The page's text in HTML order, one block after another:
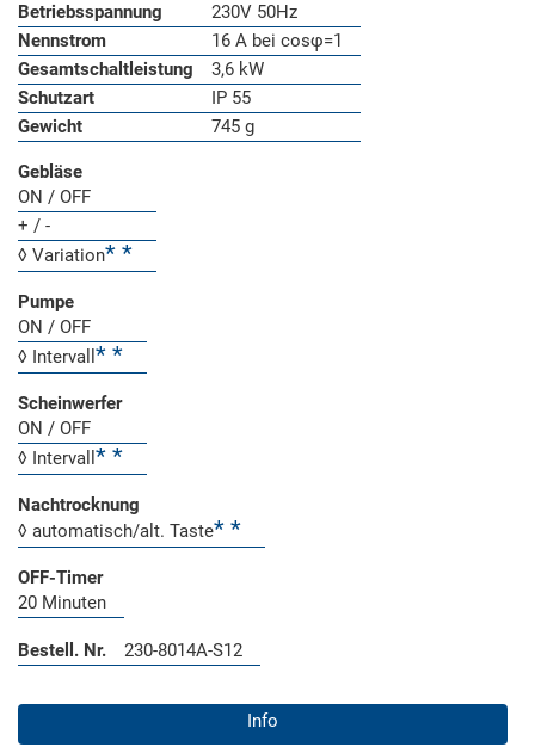
Betriebsspannung
230V 50Hz
Nennstrom
16 A bei cosφ=1
Gesamtschaltleistung
3,6 kW
Schutzart
IP 55
Gewicht
745 g
Gebläse
ON / OFF
+ / -
◊ Variation
Pumpe
ON / OFF
◊ Intervall
Scheinwerfer
ON / OFF
◊ Intervall
Nachtrocknung
◊ automatisch/alt. Taste
OFF-Timer
20 Minuten
Bestell. Nr. 230-8014A-S12
Info